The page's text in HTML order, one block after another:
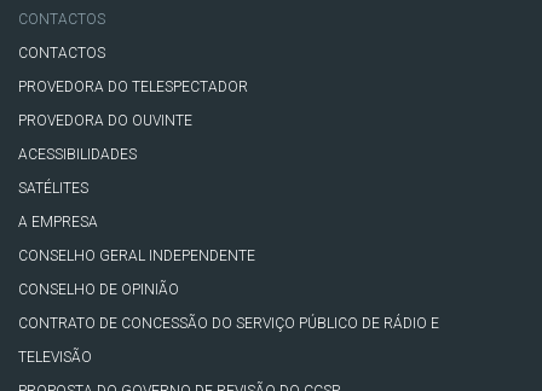
CONTACTOS
CONTACTOS
PROVEDORA DO TELESPECTADOR
PROVEDORA DO OUVINTE
ACESSIBILIDADES
SATÉLITES
A EMPRESA
CONSELHO GERAL INDEPENDENTE
CONSELHO DE OPINIÃO
CONTRATO DE CONCESSÃO DO SERVIÇO PÚBLICO DE RÁDIO E
TELEVISÃO